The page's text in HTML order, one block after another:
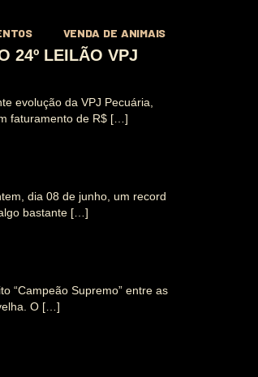
VENDA DE ANIMAIS
24º LEILÃO VPJ
evolução da VPJ Pecuária,
faturamento de R$ […]
dia 08 de junho, um record
bastante […]
“Campeão Supremo” entre as
O […]